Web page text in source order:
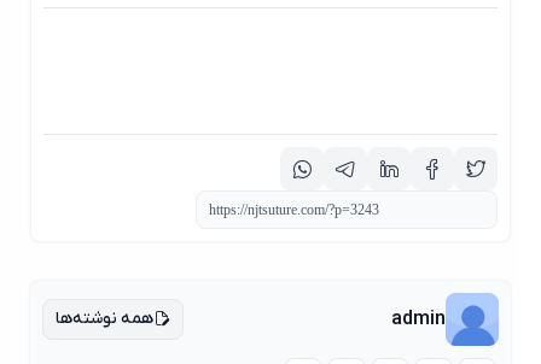
admin همه نوشته‌ها